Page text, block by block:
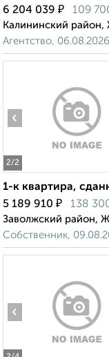
6 204 039 ₽ 109
Калининский район,
Агентство, 06.08.2026
2/2
‹
1-к квартира,
5 189 910 ₽ 138
Заволжский район,
Собственник,
‹